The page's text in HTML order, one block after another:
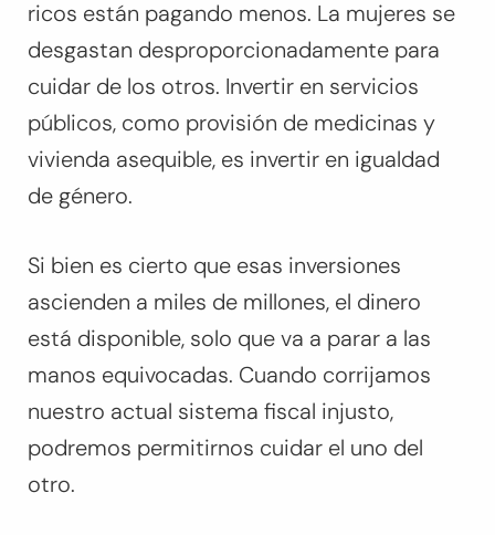
ricos están pagando menos. La mujeres se
desgastan desproporcionadamente para
cuidar de los otros. Invertir en servicios
públicos, como provisión de medicinas y
vivienda asequible, es invertir en igualdad
de género.
Si bien es cierto que esas inversiones
ascienden a miles de millones, el dinero
está disponible, solo que va a parar a las
manos equivocadas. Cuando corrijamos
nuestro actual sistema fiscal injusto,
podremos permitirnos cuidar el uno del
otro.